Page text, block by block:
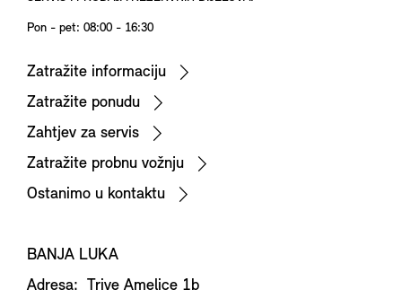
Pon - pet: 08:00 - 16:30
Zatražite informaciju
Zatražite ponudu
Zahtjev za servis
Zatražite probnu vožnju
Ostanimo u kontaktu
BANJA LUKA
Adresa: Trive Amelice 1b